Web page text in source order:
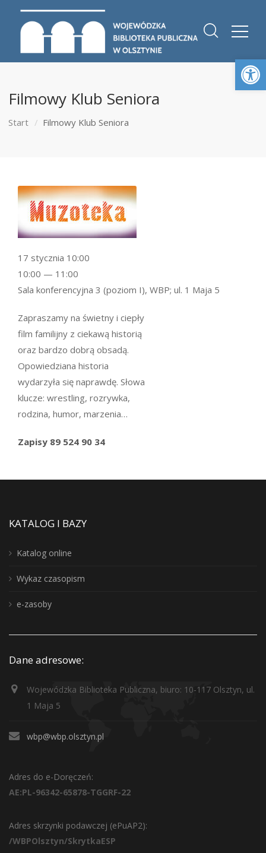
Filmowy Klub Seniora
Start Filmowy Klub Seniora
Zapraszamy na świetny i ciepły
film familijny z ciekawą historią
oraz bardzo dobrą obsadą.
Opowiedziana historia
wydarzyła się naprawdę. Słowa
klucze: wrestling, rozrywka,
rodzina, humor, marzenia…
Zapisy 89 524 90 34
17 stycznia 10:00
10:00 — 11:00
Sala konferencyjna 3 (poziom I), WBP; ul. 1 Maja 5
KATALOG I BAZY
Katalog online
Wykaz czasopism
e-zasoby
Dane adresowe:
Wojewódzka Biblioteka Publiczna, biuro: 10-117 Olsztyn, ul.
1 Maja 5
wbp@wbp.olsztyn.pl
Adres do e-Doręczeń:
AE:PL-96342-65878-TGGRF-22
Adres skrzynki podawczej (ePuAP2):
/WBPOlsztyn/SkrytkaESP